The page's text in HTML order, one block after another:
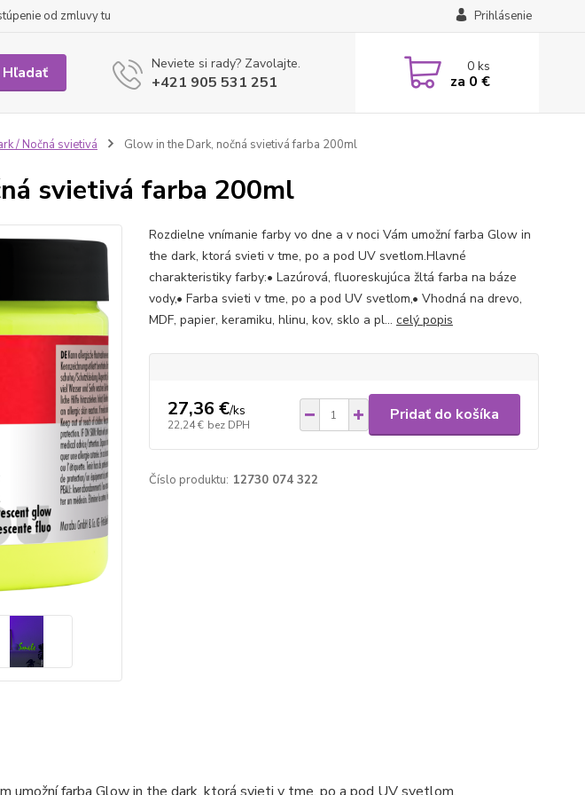
od zmluvy tu Prihlásenie
Hľadať Neviete si rady? Zavolajte.
+421 905 531 251
0ks
za 0 €
/ Nočná svietivá Glow in the Dark, nočná svietivá farba 200ml
svietivá farba 200ml
Rozdielne vnímanie farby vo dne a v noci Vám umožní farba Glow in
the dark, ktorá svieti v tme, po a pod UV svetlom.Hlavné
charakteristiky farby:• Lazúrová, fluoreskujúca žltá farba na báze
vody,• Farba svieti v tme, po a pod UV svetlom,• Vhodná na drevo,
MDF, papier, keramiku, hlinu, kov, sklo a pl... celý popis
27,36 €/ks
22,24 € bez DPH
Pridať do košíka
Číslo produktu: 12730 074 322